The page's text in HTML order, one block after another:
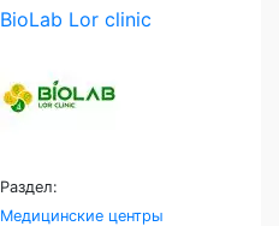
BioLab Lor clinic
Раздел:
Медицинские центры